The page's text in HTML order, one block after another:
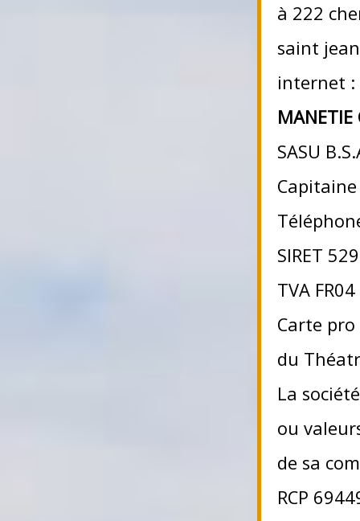
à 222
saint
internet :
SASU
SIRET
TVA
Carte pro
du
La
ou
de sa
RCP